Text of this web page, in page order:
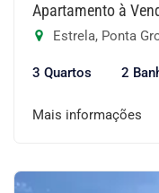
Apartamento à
Estrela, Ponta
3 Quartos 2
Mais informações